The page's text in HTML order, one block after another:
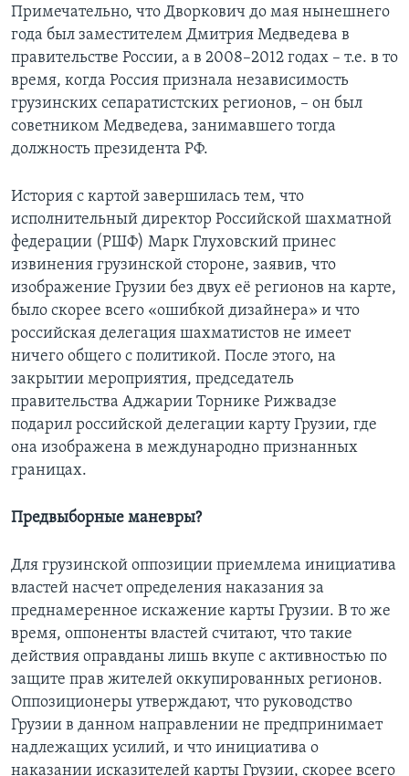
Примечательно, что Дворкович до мая нынешнего
года был заместителем Дмитрия Медведева в
правительстве России, а в 2008–2012 годах – т.е. в то
время, когда Россия признала независимость
грузинских сепаратистских регионов, – он был
советником Медведева, занимавшего тогда
должность президента РФ.
История с картой завершилась тем, что
исполнительный директор Российской шахматной
федерации (РШФ) Марк Глуховский принес
извинения грузинской стороне, заявив, что
изображение Грузии без двух её регионов на карте,
было скорее всего «ошибкой дизайнера» и что
российская делегация шахматистов не имеет
ничего общего с политикой. После этого, на
закрытии мероприятия, председатель
правительства Аджарии Торнике Рижвадзе
подарил российской делегации карту Грузии, где
она изображена в международно признанных
границах.
Предвыборные маневры?
Для грузинской оппозиции приемлема инициатива
властей насчет определения наказания за
преднамеренное искажение карты Грузии. В то же
время, оппоненты властей считают, что такие
действия оправданы лишь вкупе с активностью по
защите прав жителей оккупированных регионов.
Оппозиционеры утверждают, что руководство
Грузии в данном направлении не предпринимает
надлежащих усилий, и что инициатива о
наказании исказителей карты Грузии, скорее всего